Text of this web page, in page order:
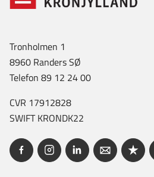
Tronholmen 1
8960 Randers SØ
Telefon 89 12 24 00
CVR 17912828
SWIFT KRONDK22